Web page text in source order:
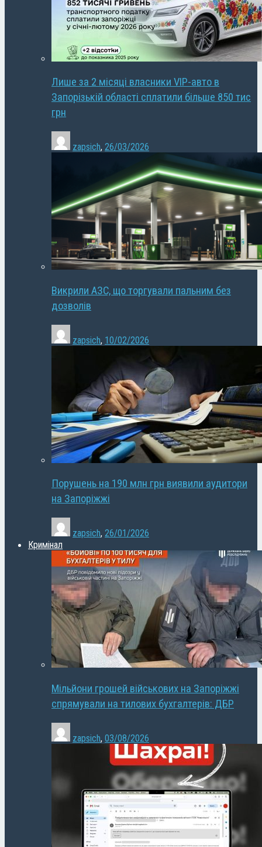
Лише за 2 місяці власники VIP-авто в
Запорізькій області сплатили більше 850 тис
грн
zapsich, 26/03/2026
Викрили АЗС, що торгували пальним без
дозволів
zapsich, 10/02/2026
Порушень на 190 млн грн виявили аудитори
на Запоріжжі
zapsich, 26/01/2026
Кримінал
Мільйони грошей військових на Запоріжжі
спрямували на тилових бухгалтерів: ДБР
zapsich, 03/08/2026